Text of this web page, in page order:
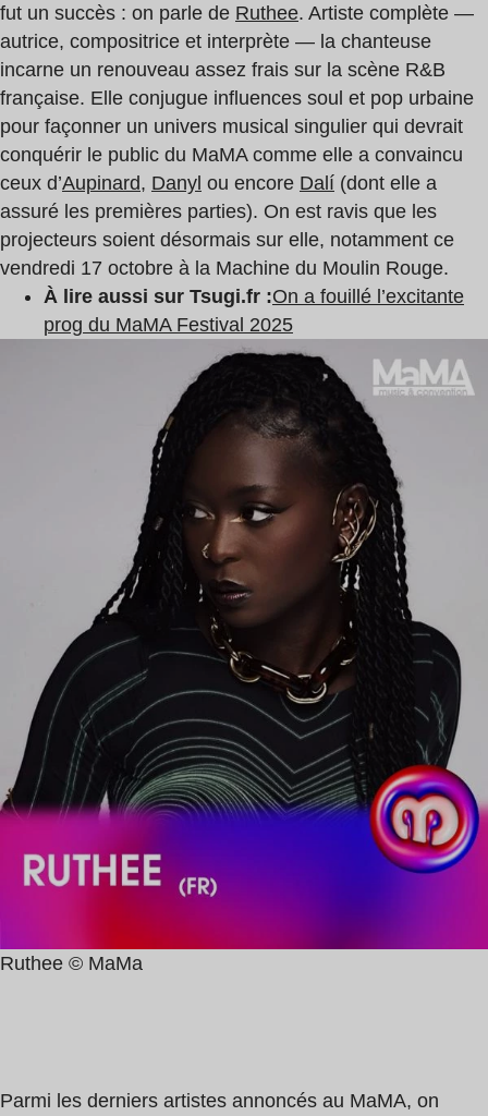
fut un succès : on parle de Ruthee. Artiste complète —
autrice, compositrice et interprète — la chanteuse
incarne un renouveau assez frais sur la scène R&B
française. Elle conjugue influences soul et pop urbaine
pour façonner un univers musical singulier qui devrait
conquérir le public du MaMA comme elle a convaincu
ceux d’Aupinard, Danyl ou encore Dalí (dont elle a
assuré les premières parties). On est ravis que les
projecteurs soient désormais sur elle, notamment ce
vendredi 17 octobre à la Machine du Moulin Rouge.
À lire aussi sur Tsugi.fr :On a fouillé l’excitante
prog du MaMA Festival 2025
Ruthee © MaMa
Parmi les derniers artistes annoncés au MaMA, on